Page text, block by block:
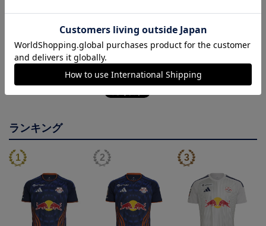
ギフト対応について
ヘルプページ
ランキング